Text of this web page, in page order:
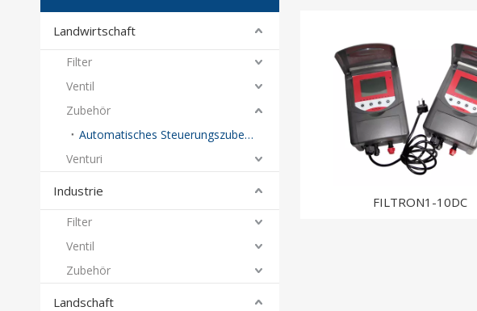
Landwirtschaft
Filter
Ventil
Zubehör
Automatisches Steuerungszubehör
Venturi
Industrie
Filter
Ventil
Zubehör
Landschaft
FILTRON1-10DC